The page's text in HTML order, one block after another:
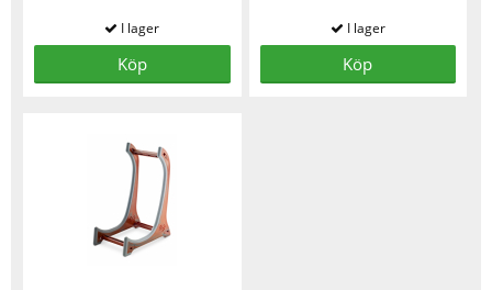
Köp Köp